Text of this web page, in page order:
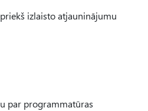
izlaisto atjauninājumu
par programmatūras